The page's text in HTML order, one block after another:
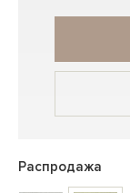
Распродажа